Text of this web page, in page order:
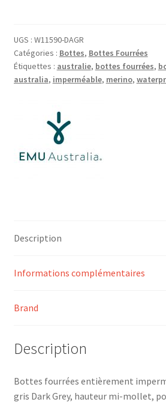
UGS : W11590-DAGR
Catégories : Bottes, Bottes Fourrées
Étiquettes : australie, bottes fourrées,
australia, imperméable, merino,
Description
Informations complémentaires
Brand
Description
Bottes fourrées entièrement
gris Dark Grey, hauteur mi-mollet,